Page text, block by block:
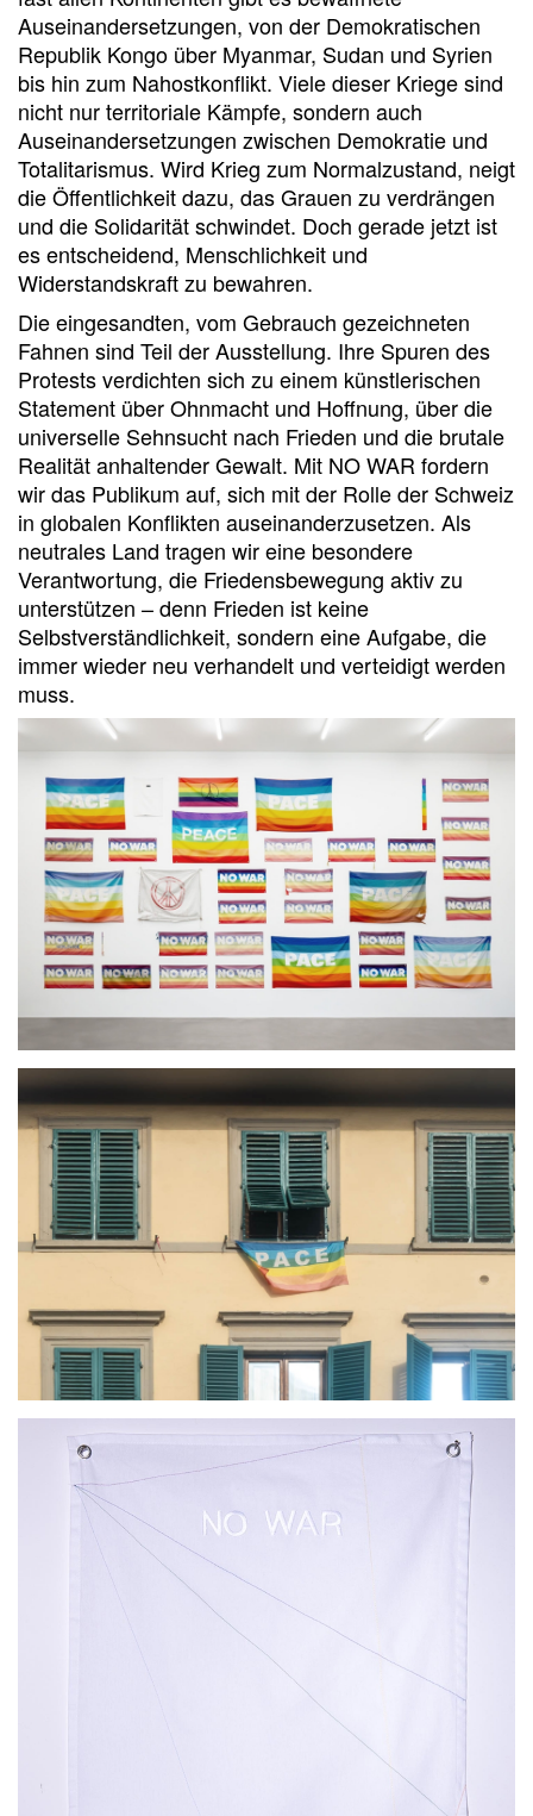
Auseinandersetzungen, von der Demokratischen
Republik Kongo über Myanmar, Sudan und Syrien
bis hin zum Nahostkonflikt. Viele dieser Kriege sind
nicht nur territoriale Kämpfe, sondern auch
Auseinandersetzungen zwischen Demokratie und
Totalitarismus. Wird Krieg zum Normalzustand, neigt
die Öffentlichkeit dazu, das Grauen zu verdrängen
und die Solidarität schwindet. Doch gerade jetzt ist
es entscheidend, Menschlichkeit und
Widerstandskraft zu bewahren.
Die eingesandten, vom Gebrauch gezeichneten
Fahnen sind Teil der Ausstellung. Ihre Spuren des
Protests verdichten sich zu einem künstlerischen
Statement über Ohnmacht und Hoffnung, über die
universelle Sehnsucht nach Frieden und die brutale
Realität anhaltender Gewalt. Mit NO WAR fordern
wir das Publikum auf, sich mit der Rolle der Schweiz
in globalen Konflikten auseinanderzusetzen. Als
neutrales Land tragen wir eine besondere
Verantwortung, die Friedensbewegung aktiv zu
unterstützen – denn Frieden ist keine
Selbstverständlichkeit, sondern eine Aufgabe, die
immer wieder neu verhandelt und verteidigt werden
muss.